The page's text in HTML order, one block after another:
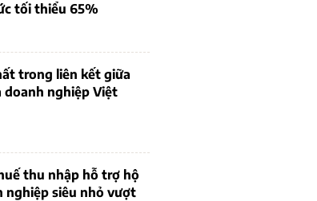
tối thiểu 65%
trong liên kết giữa
doanh nghiệp Việt
thu nhập hỗ trợ hộ
nghiệp siêu nhỏ vượt